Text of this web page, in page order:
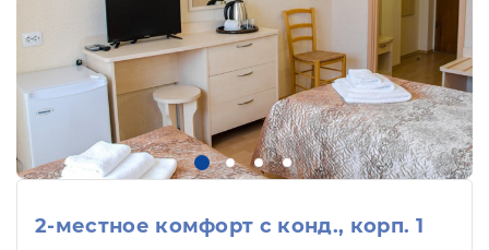
2-местное комфорт с конд., корп. 1